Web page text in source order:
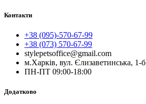
Контакти
+38 (095)-570-67-99
+38 (073) 570-67-99
stylepetsoffice@gmail.com
м.Харків, вул. Єлизаветинська, 1-б
ПН-ПТ 09:00-18:00
Додатково